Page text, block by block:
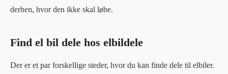
derhen, hvor den ikke skal løbe.
Find el bil dele hos elbildele
Der er et par forskellige steder, hvor du kan finde dele til elbiler.